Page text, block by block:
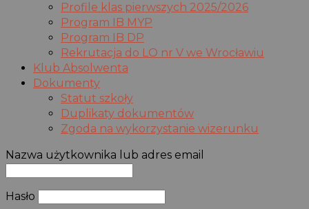
Profile klas pierwszych 2025/2026
Program IB MYP
Program IB DP
Rekrutacja do LO nr V we Wrocławiu
Klub Absolwenta
Dokumenty
Statut szkoły
Duplikaty dokumentów
Zgoda na wykorzystanie wizerunku
Nazwa użytkownika lub adres email
Hasło